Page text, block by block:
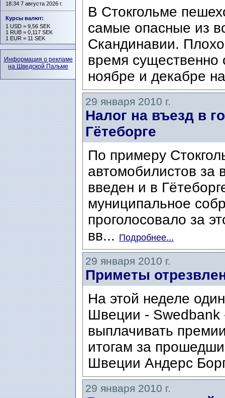
В Стокгольме
самые опасные из
Скандинавии.
время существенно
ноябре и декабре
29 января 2010 г.
Налог на въезд в
Гётеборге
По примеру
автомобилистов за
введен и в
муниципальное
проголосовало за
вв... Подробнее...
29 января 2010 г.
Приметы
На этой неделе
Швеции - Swedbank
выплачивать
итогам за
Швеции Андерс
29 января 2010 г.
18:34 7 августа 2026 г.
Курсы валют:
1 USD = 9,56 SEK
1 RUB = 0,117 SEK
1 EUR = 11 SEK
Информация о рекламе
на Шведской Пальме